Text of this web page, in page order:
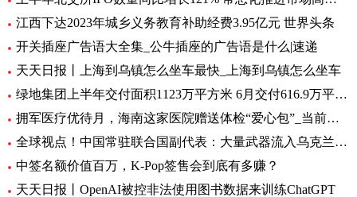
江西下达2023年城乡义务教育补助经费3.95亿元 世界头条
开关插座广告语大全集_公牛插座的广告语是什么|速递
天天日报丨上海到乌镇怎么坐车最快_上海到乌镇怎么坐车
绿地集团上半年交付面积1123万平方米 6月交付616.9万平方米-环球观热点
拥军医疗优待月，海南这家医院赠送体检“爱心包”_当前头条
全球视点！中国常驻联合国副代表：大量武器流入乌克兰 外溢影响和扩散风险与日俱增
中签名额价值百万，K-Pop签售会到底有多赚？
天天日报丨OpenAI被控非法使用图书数据来训练ChatGPT